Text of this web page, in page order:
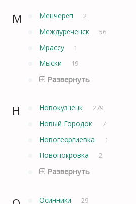
М Менчереп 2
Междуреченск 56
Мрассу 1
Мыски 19
Развернуть
Н Новокузнецк 279
Новый Городок 7
Новогеоргиевка 1
Новопокровка 2
Развернуть
Осинники 29